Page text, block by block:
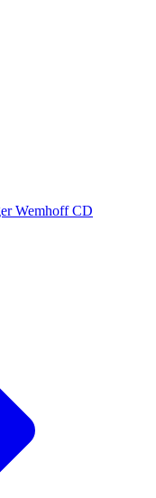
Wemhoff CD